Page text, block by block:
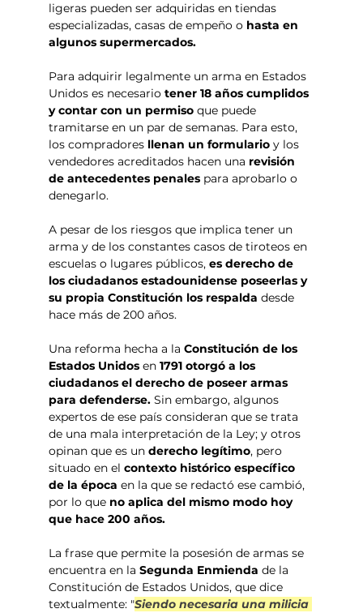
ligeras pueden ser adquiridas en tiendas
especializadas, casas de empeño o hasta en
algunos supermercados.
Para adquirir legalmente un arma en Estados
Unidos es necesario tener 18 años cumplidos
y contar con un permiso que puede
tramitarse en un par de semanas. Para esto,
los compradores llenan un formulario y los
vendedores acreditados hacen una revisión
de antecedentes penales para aprobarlo o
denegarlo.
A pesar de los riesgos que implica tener un
arma y de los constantes casos de tiroteos en
escuelas o lugares públicos, es derecho de
los ciudadanos estadounidense poseerlas y
su propia Constitución los respalda desde
hace más de 200 años.
Una reforma hecha a la Constitución de los
Estados Unidos en 1791 otorgó a los
ciudadanos el derecho de poseer armas
para defenderse. Sin embargo, algunos
expertos de ese país consideran que se trata
de una mala interpretación de la Ley; y otros
opinan que es un derecho legítimo, pero
situado en el contexto histórico específico
de la época en la que se redactó ese cambió,
por lo que no aplica del mismo modo hoy
que hace 200 años.
La frase que permite la posesión de armas se
encuentra en la Segunda Enmienda de la
Constitución de Estados Unidos, que dice
textualmente: "Siendo necesaria una milicia